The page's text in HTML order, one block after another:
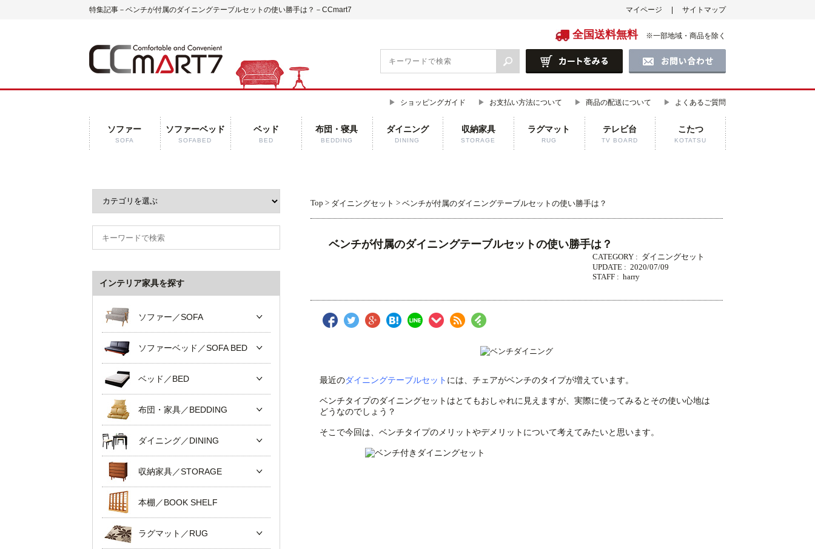
特集記事－ベンチが付属のダイニングテーブルセットの使い勝手は？－CCmart7 マイページ サイトマップ
全国送料無料 ※一部地域・商品を除く
ショッピングガイド お支払い方法について 商品の配送について よくあるご質問
ソファー
SOFA
ソファーベッド
SOFABED
ベッド
BED
布団・寝具
BEDDING
ダイニング
DINING
収納家具
STORAGE
ラグマット
RUG
テレビ台
TV BOARD
こたつ
KOTATSU
Top > ダイニングセット > ベンチが付属のダイニングテーブルセットの使い勝手は？
ベンチが付属のダイニングテーブルセットの使い勝手は？
CATEGORY : ダイニングセット
UPDATE : 2020/07/09
STAFF : harry
最近のダイニングテーブルセット には、チェアがベンチのタイプが増えています。
ベンチタイプのダイニングセットはとてもおしゃれに見えますが、実際に使ってみるとその使い心地は
どうなのでしょう？
そこで今回は、ベンチタイプのメリットやデメリットについて考えてみたいと思います。
インテリア家具を探す
ソファー／SOFA
ソファーベッド／SOFA BED
ベッド／BED
布団・家具／BEDDING
ダイニング／DINING
収納家具／STORAGE
本棚／BOOK SHELF
ラグマット／RUG